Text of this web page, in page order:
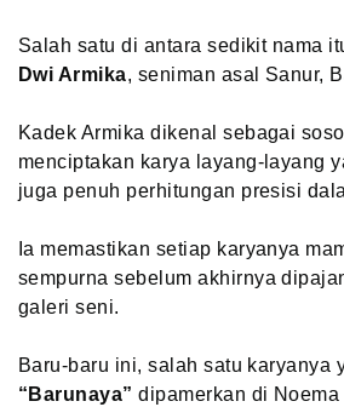
Salah satu di antara sedikit nama
Dwi Armika, seniman asal Sanur,
Kadek Armika dikenal sebagai
menciptakan karya layang-layang
juga penuh perhitungan presisi
Ia memastikan setiap karyanya
sempurna sebelum akhirnya
galeri seni.
Baru-baru ini, salah satu karyanya
“Barunaya” dipamerkan di